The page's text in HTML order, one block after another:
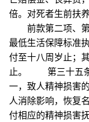
倍。对死者生前扶
前款第二项、第
最低生活保障标准
付至十八周岁止；
止。 第三十五条
一，致人精神损害
人消除影响，恢复
付相应的精神损